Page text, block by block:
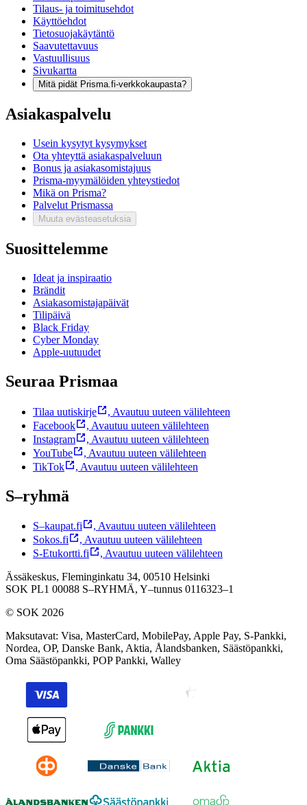
Tilaus- ja toimitusehdot
Käyttöehdot
Tietosuojakäytäntö
Saavutettavuus
Vastuullisuus
Sivukartta
Mitä pidät Prisma.fi-verkkokaupasta?
Asiakaspalvelu
Usein kysytyt kysymykset
Ota yhteyttä asiakaspalveluun
Bonus ja asiakasomistajuus
Prisma-myymälöiden yhteystiedot
Mikä on Prisma?
Palvelut Prismassa
Muuta evästeasetuksia
Suosittelemme
Ideat ja inspiraatio
Brändit
Asiakasomistajapäivät
Tilipäivä
Black Friday
Cyber Monday
Apple-uutuudet
Seuraa Prismaa
Tilaa uutiskirje , Avautuu uuteen välilehteen
Facebook
, Avautuu uuteen välilehteen
Instagram
, Avautuu uuteen välilehteen
YouTube
, Avautuu uuteen välilehteen
TikTok
, Avautuu uuteen välilehteen
S–ryhmä
S–kaupat.fi , Avautuu uuteen välilehteen
Sokos.fi
, Avautuu uuteen välilehteen
S-Etukortti.fi
, Avautuu uuteen välilehteen
Ässäkeskus, Fleminginkatu 34, 00510 Helsinki
SOK PL1 00088 S–RYHMÄ, Y–tunnus 0116323–1
© SOK 2026
Maksutavat: Visa, MasterCard, MobilePay, Apple Pay, S-Pankki,
Nordea, OP, Danske Bank, Aktia, Ålandsbanken, Säästöpankki,
Oma Säästöpankki, POP Pankki, Walley